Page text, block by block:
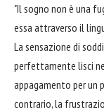
"Il sogno non è una
essa attraverso il
La sensazione di
perfettamente lisci
appagamento per un
contrario, la